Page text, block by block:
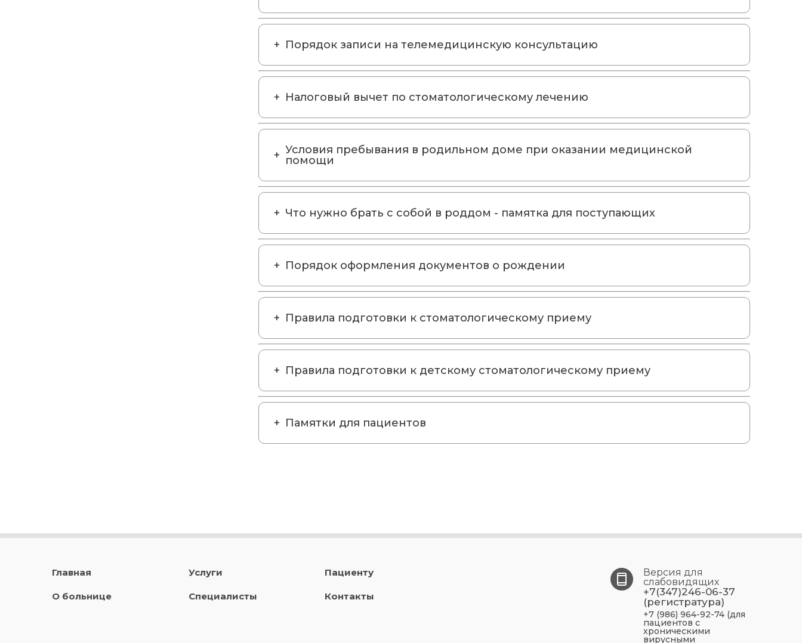
Порядок записи на телемедицинскую консультацию
Налоговый вычет по стоматологическому лечению
Условия пребывания в родильном доме при оказании медицинской
помощи
Что нужно брать с собой в роддом - памятка для поступающих
Порядок оформления документов о рождении
Правила подготовки к стоматологическому приему
Правила подготовки к детскому стоматологическому приему
Памятки для пациентов
Главная
О больнице
Услуги
Специалисты
Пациенту
Контакты
Версия для
слабовидящих
+7(347)246-06-37
(регистратура)
+7 (986) 964-92-74 (для
пациентов с
хроническими
вирусными